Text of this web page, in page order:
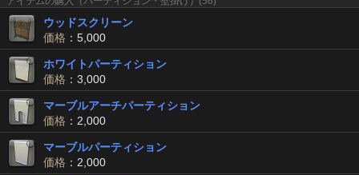
ウッドスクリーン
価格 ：5,000
ホワイトパーティション
価格 ：3,000
マーブルアーチパーティション
価格 ：2,000
マーブルパーティション
価格 ：2,000